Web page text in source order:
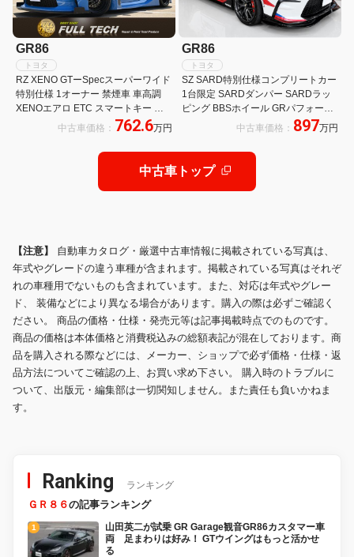
GR86
トヨタ
RZ XENO GTーSpecスーパーワイド
特別仕様 1オーナー 禁煙車 車高調
XENOエアロ ETC スマートキー 純
正メモリーナビ フルセグTV LEDヘ
ッドライト 18インチAW ドライブレ
中古車価格： 762.6万円
GR86
トヨタ
SZ SARD特別仕様コンプリートカー
1台限定 SARDダンパー SARDラッ
ピング BBSホイール GRパフォーマ
ンスソフトウェア書換済み
中古車価格： 897万円
中古車トップ
【注意】 自動車カタログ・厳選中古車情報に掲載されている写真は、
年式やグレードの違う車種が含まれます。掲載されている写真はそれぞ
れの車種用でないものも含まれています。また、対応は年式やグレー
ド、 装備などにより異なる場合があります。購入の際は必ずご確認く
ださい。 商品の価格・仕様・発売元等は記事掲載時点でのものです。
商品の価格は本体価格と消費税込みの総額表記が混在しております。商
品を購入される際などには、メーカー、ショップで必ず価格・仕様・返
品方法についてご確認の上、お買い求め下さい。 購入時のトラブルに
ついて、出版元・編集部は一切関知しません。また責任も負いかねま
す。
Ranking ランキング
ＧＲ８６の記事ランキング
山田英二が試乗 GR Garage観音GR86カスタマー車
両 足まわりは好み！ GTウイングはもっと活かせ
る